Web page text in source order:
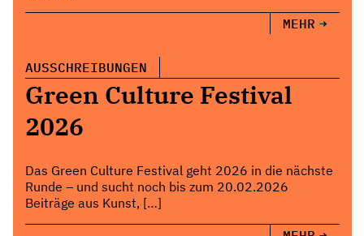
MEHR
AUSSCHREIBUNGEN
Green Culture Festival
2026
Das Green Culture Festival geht 2026 in die nächste
Runde – und sucht noch bis zum 20.02.2026
Beiträge aus Kunst, […]